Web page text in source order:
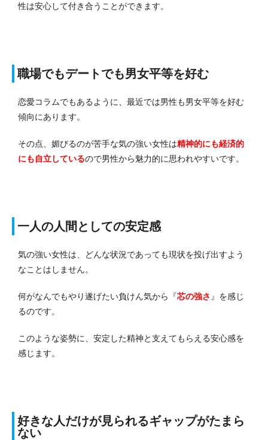
性は安心して付き合うことができます。
職場でもデートでも男女平等を好む
恋愛コラムでもあるように、最近では男性も男女平等を好む
傾向にあります。
その点、媚びるのが苦手な気の強い女性は精神的にも経済的
にも自立しているので男性から魅力的に思われやすいです。
一人の人間としての安定感
気の強い女性は、どんな状況であっても現状を投げ出すよう
なことはしません。
何がなんでもやり遂げたい負けん気から『芯の強さ 』を感じ
るのです。
このような姿勢に、安定した精神と支えてもらえる安心感を
感じます。
好きな人だけが見られるギャップがたまら
ない